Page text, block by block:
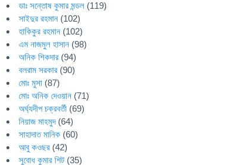
ডাঃ সন্তোষ কুমার মন্ডল (119)
সাইদুর রহমান (102)
হাকিকুর রহমান (102)
এম নাজমুল হাসান (98)
অনিক শিকদার (94)
বলরাম সরকার (90)
মোঃ মুসা (87)
মোঃ অনিক দেওয়ান (71)
অর্ঘ্যদীপ চক্রবর্তী (69)
নিয়াজ মাহমুদ(64)
সাহাদাত মানিক (60)
আবু কওছর (42)
সুবোধ কুমার শিট (35)